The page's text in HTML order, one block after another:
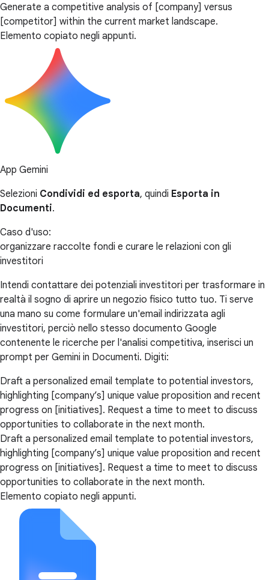
Generate a competitive analysis of [company] versus
[competitor] within the current market landscape.
Elemento copiato negli appunti.
App Gemini
Selezioni Condividi ed esporta, quindi Esporta in
Documenti.
Caso d'uso:
organizzare raccolte fondi e curare le relazioni con gli
investitori
Intendi contattare dei potenziali investitori per trasformare in
realtà il sogno di aprire un negozio fisico tutto tuo. Ti serve
una mano su come formulare un'email indirizzata agli
investitori, perciò nello stesso documento Google
contenente le ricerche per l'analisi competitiva, inserisci un
prompt per Gemini in Documenti. Digiti:
Draft a personalized email template to potential investors,
highlighting [company’s] unique value proposition and recent
progress on [initiatives]. Request a time to meet to discuss
opportunities to collaborate in the next month.
Draft a personalized email template to potential investors,
highlighting [company’s] unique value proposition and recent
progress on [initiatives]. Request a time to meet to discuss
opportunities to collaborate in the next month.
Elemento copiato negli appunti.